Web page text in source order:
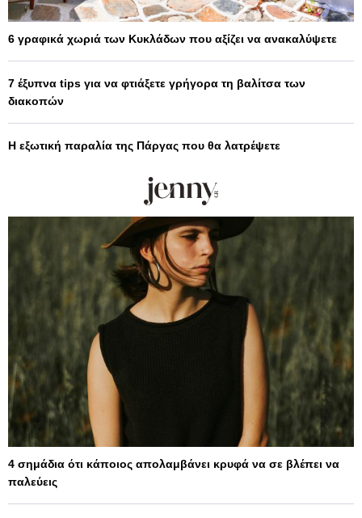
6 γραφικά χωριά των Κυκλάδων που αξίζει να ανακαλύψετε
7 έξυπνα tips για να φτιάξετε γρήγορα τη βαλίτσα των
διακοπών
Η εξωτική παραλία της Πάργας που θα λατρέψετε
4 σημάδια ότι κάποιος απολαμβάνει κρυφά να σε βλέπει να
παλεύεις